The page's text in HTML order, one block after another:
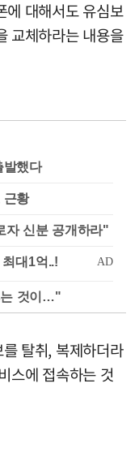
에 대해서도 유심보
교체하라는 내용을
발했다
근황
자 신분 공개하라"
는 것이…"
탈취, 복제하더라
스에 접속하는 것